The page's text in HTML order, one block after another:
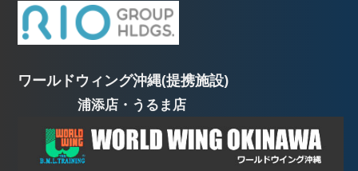
ワールドウィング沖縄(提携施設)
浦添店・うるま店